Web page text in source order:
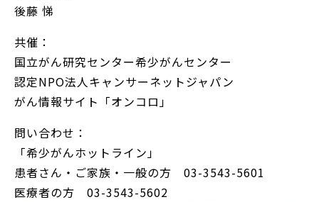
後藤 悌
共催：
国立がん研究センター希少がんセンター
認定NPO法人キャンサーネットジャパン
がん情報サイト「オンコロ」
問い合わせ：
「希少がんホットライン」
患者さん・ご家族・一般の方 03-3543-5601
医療者の方 03-3543-5602